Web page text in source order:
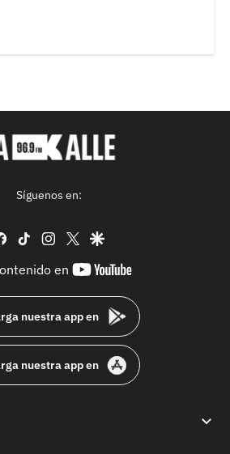
Síguenos en:
facebook
tiktok instagram
twittergoogle
en
youtube-
nuestra app en
nuestra app en